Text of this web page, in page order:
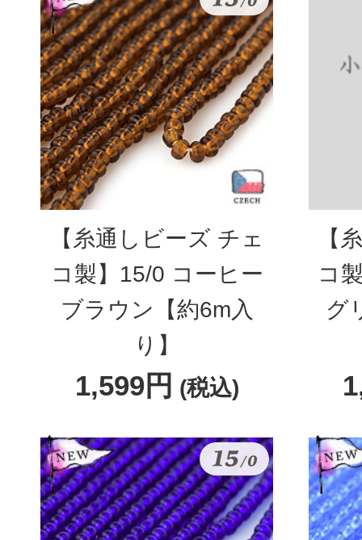
【糸通しビーズ チェ
コ製】15/0 コーヒー
ブラウン【約6m入
り】
1,599円 (税込)
【
コ
グ